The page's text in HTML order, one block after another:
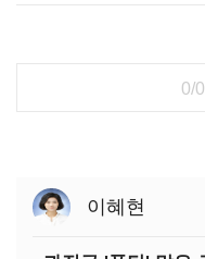
0/0
이혜현